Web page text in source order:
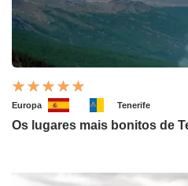
Europa Tenerife
Os lugares mais bonitos de